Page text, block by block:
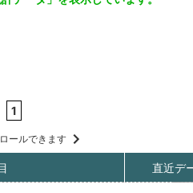
1
ールできます
直近デ